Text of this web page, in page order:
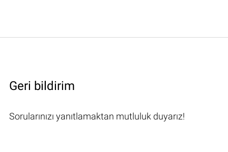
Geri bildirim
Sorularınızı yanıtlamaktan mutluluk duyarız!